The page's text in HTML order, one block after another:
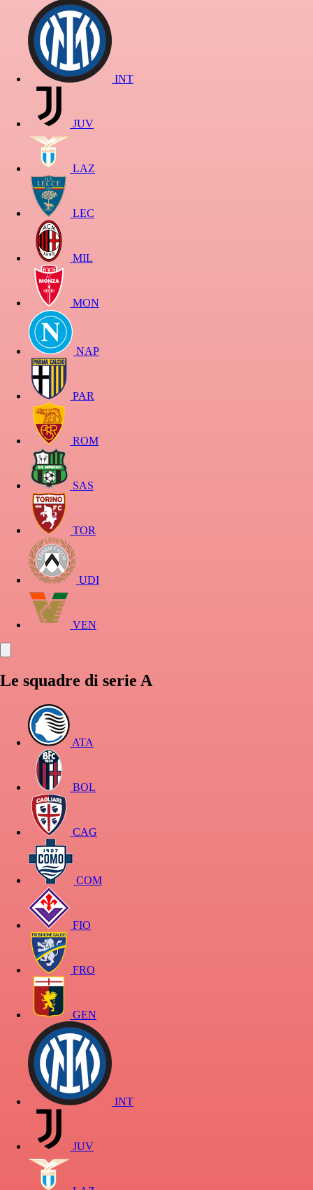
INT
JUV
LAZ
LEC
MIL
MON
NAP
PAR
ROM
SAS
TOR
UDI
VEN
Le squadre di serie A
ATA
BOL
CAG
COM
FIO
FRO
GEN
INT
JUV